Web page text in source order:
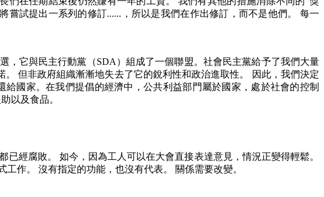
嘗試提出一系列的修訂...... ，所以是我們在作出修訂，而不是他們。
每一
，它與民主行動黨（SDA ）組成了一個聯盟。社會民主黨給予了我們大量
但非政府組織漸漸地失去了它的銳利性和政治進取性。
因此，我們決定
給國家。在我們提倡的經濟中，公共利益部門屬於國家，處於社會的控制
以及食品。
已經腐敗。
如今，因為工人可以在大會直接表達意見，情況正變得輕鬆。
工作。 沒有指定的功能，也沒有代表。 關係需要改變。